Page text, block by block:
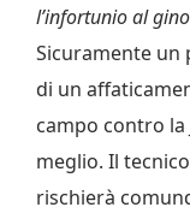
l’infortunio al
Sicuramente un
di un
campo contro la
meglio. Il
rischierà